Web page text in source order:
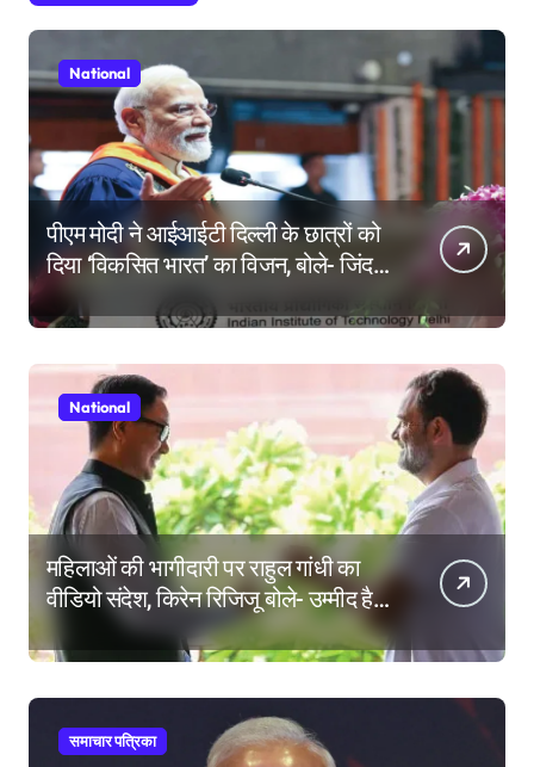
National
पीएम मोदी ने आईआईटी दिल्ली के छात्रों को
दिया ‘विकसित भारत’ का विजन, बोले- जिंदगी
की परीक्षा में सब कुछ आउट ऑफ सिलेबस
होता है
National
महिलाओं की भागीदारी पर राहुल गांधी का
वीडियो संदेश, किरेन रिजिजू बोले- उम्मीद है
महिला आरक्षण बिल का बिना शर्त करेंगे
समर्थन
समाचार पत्रिका